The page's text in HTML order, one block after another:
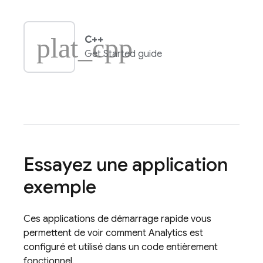
plat_cpp
C++
Get Started guide
Essayez une application
exemple
Ces applications de démarrage rapide vous
permettent de voir comment Analytics est
configuré et utilisé dans un code entièrement